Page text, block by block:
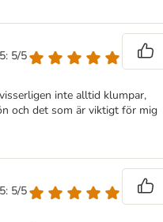
5/5
inte alltid klumpar,
och det som är viktigt för mig
5/5